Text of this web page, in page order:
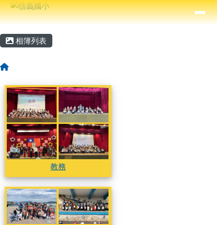
跳至主內容區
信義國小
⏸
導覽列
主內容區域
相簿列表
回首頁
相簿列表 教務
教務
教務
學務
頁尾區域